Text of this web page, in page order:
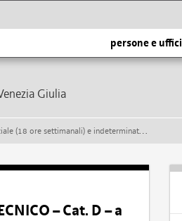
persone e uffici
Giulia
da assegnare ai servizi tecnici del comune di taipana
– Cat. D – a